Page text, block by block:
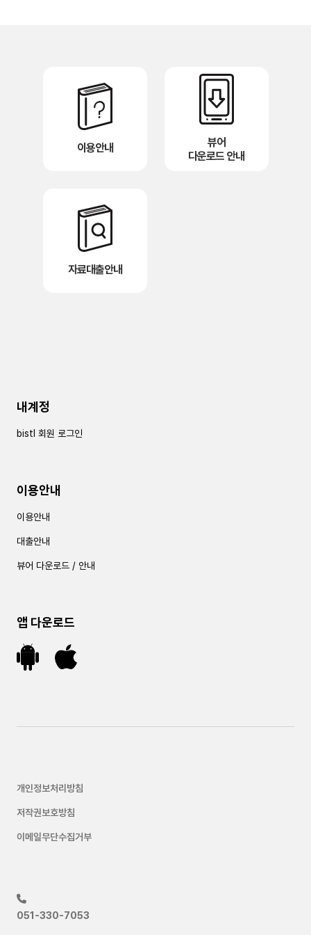
이용안내
뷰어
다운로드 안내
자료대출안내
내계정
bistl 회원 로그인
이용안내
이용안내
대출안내
뷰어 다운로드 / 안내
앱 다운로드
개인정보처리방침
저작권보호방침
이메일무단수집거부
051-330-7053